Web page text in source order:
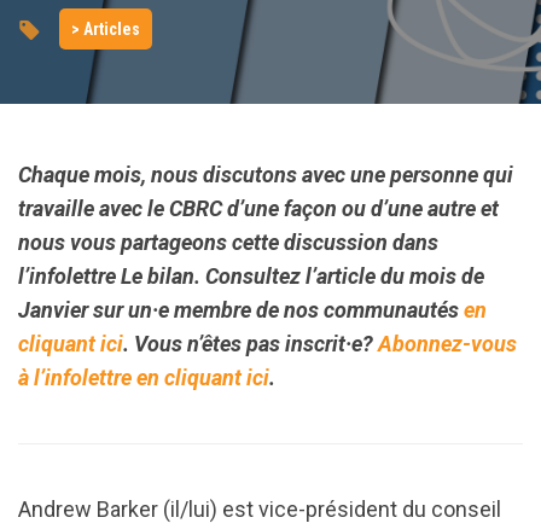
> Articles
Chaque mois, nous discutons avec une personne qui
travaille avec le CBRC d’une façon ou d’une autre et
nous vous partageons cette discussion dans
l’infolettre Le bilan. Consultez l’article du mois de
Janvier sur un·e membre de nos communautésen
cliquant ici. Vous n’êtes pas inscrit·e?Abonnez-vous
à l’infolettre en cliquant ici.
Andrew Barker (il/lui) est vice-président du conseil